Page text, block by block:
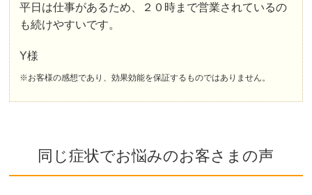
平日は仕事があるため、２０時まで営業されているの
も続けやすいです。
Y様
※お客様の感想であり、効果効能を保証するものではありません。
同じ症状でお悩みのお客さまの声